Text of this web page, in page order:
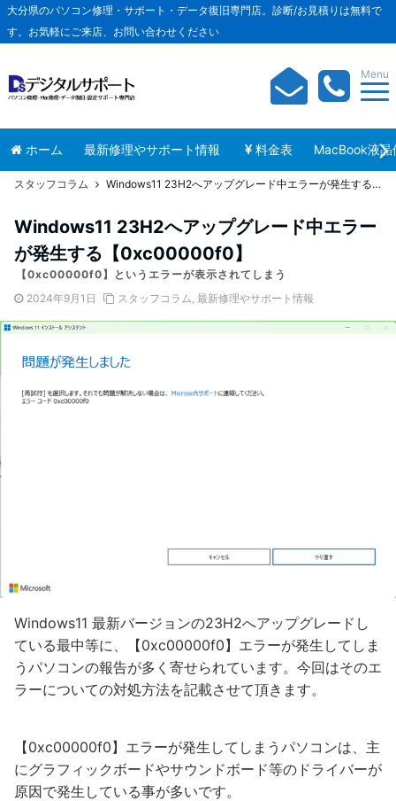
大分県のパソコン修理・サポート・データ復旧専門店。診断/お見積りは無料で
す。お気軽にご来店、お問い合わせください
Menu
ホーム 最新修理やサポート情報 料金表 MacBook液晶
スタッフコラム Windows11 23H2へアップグレード中エラーが発生する【0xc00000f0】
Windows11 23H2へアップグレード中エラー
が発生する【0xc00000f0】
【0xc00000f0】というエラーが表示されてしまう
2024年9月1日
スタッフコラム, 最新修理やサポート情報
Windows11 最新バージョンの23H2へアップグレードし
ている最中等に、【0xc00000f0】エラーが発生してしま
うパソコンの報告が多く寄せられています。今回はそのエ
ラーについての対処方法を記載させて頂きます。
【0xc00000f0】エラーが発生してしまうパソコンは、主
にグラフィックボードやサウンドボード等のドライバーが
原因で発生している事が多いです。